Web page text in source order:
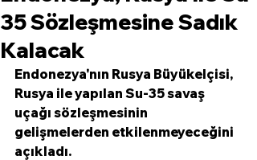
35 Sözleşmesine Sadık
Kalacak
Endonezya'nın Rusya Büyükelçisi,
Rusya ile yapılan Su-35 savaş
uçağı sözleşmesinin
gelişmelerden etkilenmeyeceğini
açıkladı.